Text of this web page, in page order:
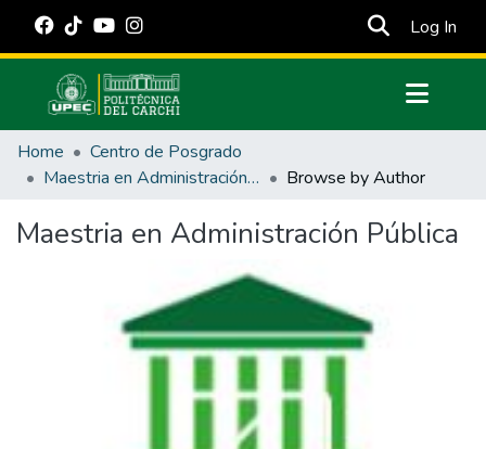
Log In
Communities & Collections
All of DSpace
Home
Centro de Posgrado
Maestria en Administración Pública
Browse by Author
Maestria en Administración Pública